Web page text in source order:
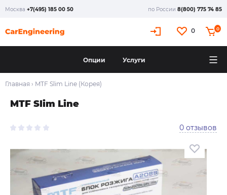
Москва +7(495) 185 00 50 по России 8(800) 775 74 85
0 0
Опции Услуги
Главная › MTF Slim Line (Корея)
MTF Slim Line
0 отзывов